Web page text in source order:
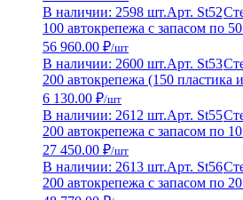
В наличии: 2598 шт.Арт. St52
100 автокрепежа с запасом по
56 960.00 ₽/шт
В наличии: 2600 шт.Арт. St53
200 автокрепежа (150 пластика
6 130.00 ₽/шт
В наличии: 2612 шт.Арт. St55
200 автокрепежа с запасом по
27 450.00 ₽/шт
В наличии: 2613 шт.Арт. St56
200 автокрепежа с запасом по